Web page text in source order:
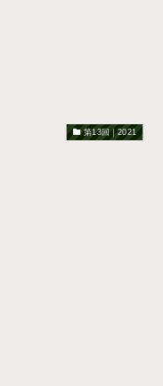
第13回｜2021